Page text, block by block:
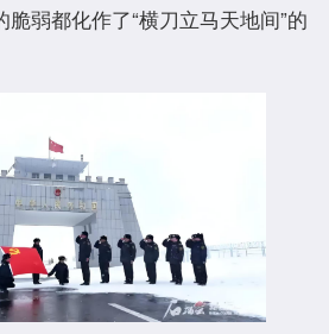
弱都化作了“横刀立马天地间”的